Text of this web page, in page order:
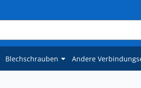
Blechschrauben Andere